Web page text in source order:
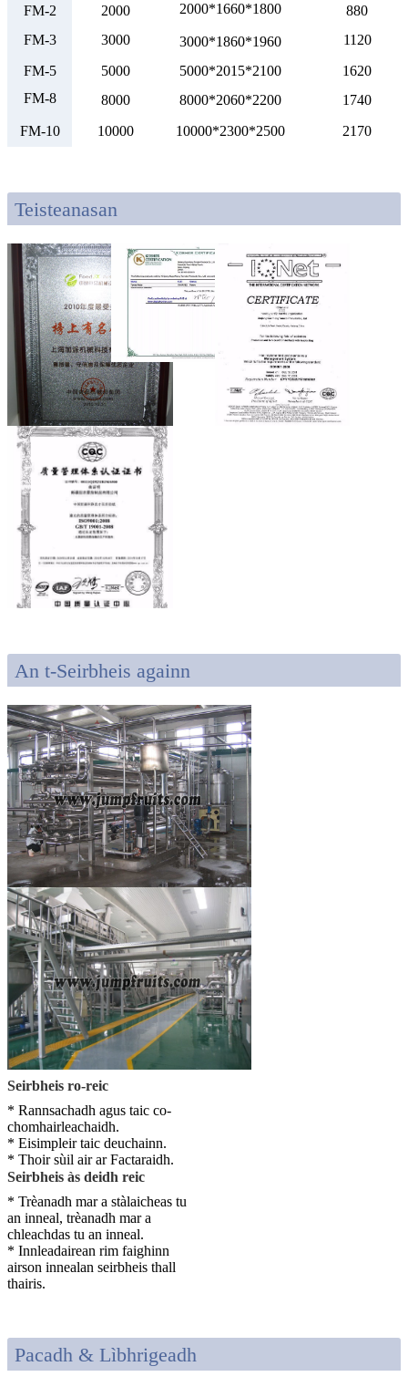
FM-2 2000 2000*1660*1800
880
FM-3
3000 3000*1860*1960
1120
FM-5
5000 5000*2015*2100
1620
FM-8
8000 8000*2060*2200
1740
FM-10
10000 10000*2300*2500 2170
Teisteanasan
An t-Seirbheis againn
Seirbheis ro-reic
* Rannsachadh agus taic co-
chomhairleachaidh.
* Eisimpleir taic deuchainn.
* Thoir sùil air ar Factaraidh.
Seirbheis às deidh reic
* Trèanadh mar a stàlaicheas tu
an inneal, trèanadh mar a
chleachdas tu an inneal.
* Innleadairean rim faighinn
airson innealan seirbheis thall
thairis.
Pacadh & Lìbhrigeadh